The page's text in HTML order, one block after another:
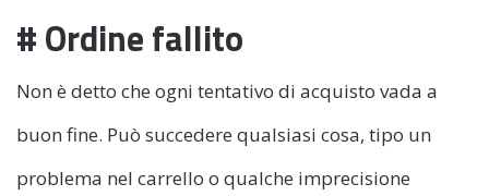
# Ordine fallito
Non è detto che ogni tentativo di acquisto vada a
buon fine. Può succedere qualsiasi cosa, tipo un
problema nel carrello o qualche imprecisione